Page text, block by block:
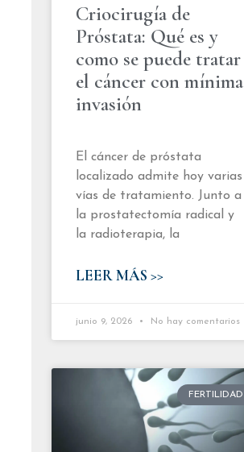
Criocirugía de
Próstata: Qué es y
como se puede tratar
el cáncer con mínima
invasión
El cáncer de próstata
localizado admite hoy varias
vías de tratamiento. Junto a
la prostatectomía radical y
la radioterapia, la
LEER MÁS >>
junio 9, 2026 No hay comentarios
FERTILIDAD